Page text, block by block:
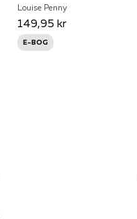
Louise Penny
149,95 kr
E-BOG